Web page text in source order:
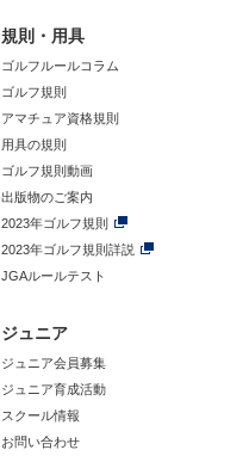
規則・用具
ゴルフルールコラム
ゴルフ規則
アマチュア資格規則
用具の規則
ゴルフ規則動画
出版物のご案内
2023年ゴルフ規則
2023年ゴルフ規則詳説
JGAルールテスト
ジュニア
ジュニア会員募集
ジュニア育成活動
スクール情報
お問い合わせ